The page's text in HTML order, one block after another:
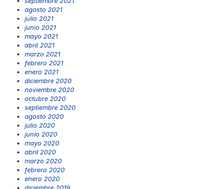
agosto 2021
julio 2021
junio 2021
mayo 2021
abril 2021
marzo 2021
febrero 2021
enero 2021
diciembre 2020
noviembre 2020
octubre 2020
septiembre 2020
agosto 2020
julio 2020
junio 2020
mayo 2020
abril 2020
marzo 2020
febrero 2020
enero 2020